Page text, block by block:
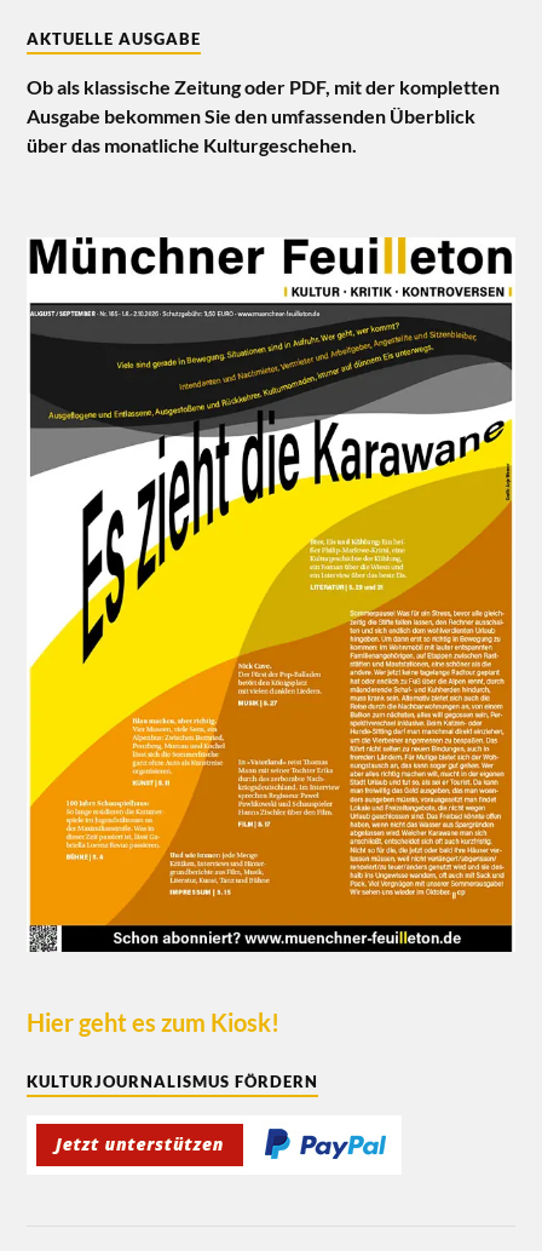
AKTUELLE AUSGABE
Ob als klassische Zeitung oder PDF, mit der kompletten
Ausgabe bekommen Sie den umfassenden Überblick
über das monatliche Kulturgeschehen.
Hier geht es zum Kiosk!
KULTURJOURNALISMUS FÖRDERN